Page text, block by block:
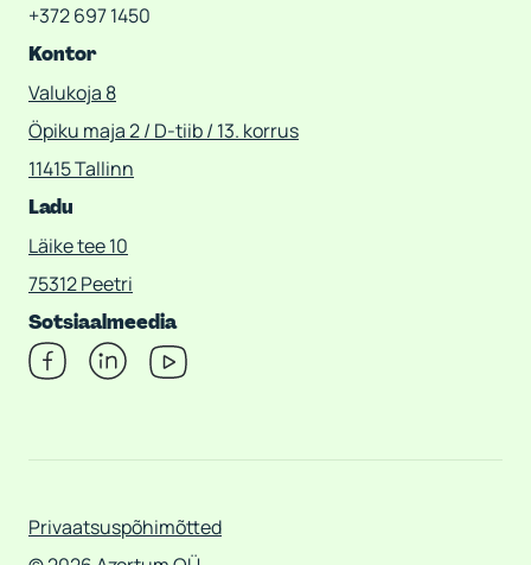
+372 697 1450
Kontor
Valukoja 8
Öpiku maja 2 / D-tiib / 13. korrus
11415 Tallinn
Ladu
Läike tee 10
75312 Peetri
Sotsiaalmeedia
Privaatsuspõhimõtted